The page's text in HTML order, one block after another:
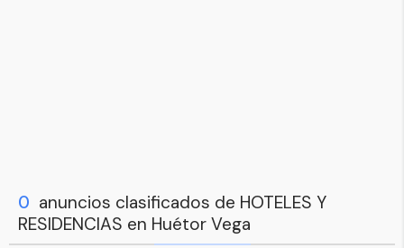
0 anuncios clasificados de HOTELES Y
RESIDENCIAS en Huétor Vega